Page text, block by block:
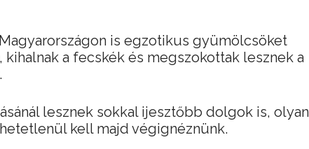
is egzotikus gyümölcsöket
a fecskék és megszokottak lesznek a
lesznek sokkal ijesztőbb dolgok is, olyan
kell majd végignéznünk.